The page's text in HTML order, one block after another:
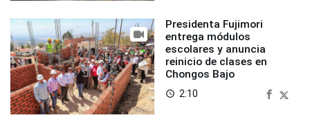
Presidenta Fujimori
entrega módulos
escolares y anuncia
reinicio de clases en
Chongos Bajo
access_time 2:10